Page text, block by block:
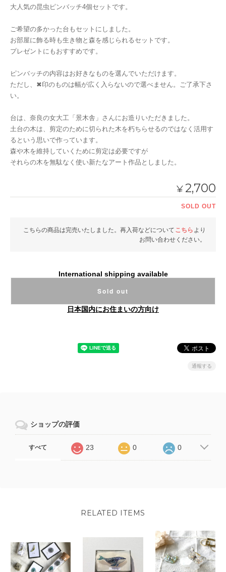
大人気の昆虫ピンバッチ4個セットです。
ご希望の多かった台もセットにしました。
お部屋に飾る時も生き物と森を感じられるセットです。
プレゼントにもおすすめです。
ピンバッチの内容はお好きなものを選んでいただけます。
ただし、✖︎印のものは幅が広く入らないので選べません。ご了承下さ
い。
台は、奈良の女大工「景木舎」さんにお造りいただきました。
土台の木は、剪定のために切られた木を朽ちらせるのではなく活用す
るという思いで作っています。
森や木を維持していくために剪定は必要ですが
それらの木を無駄なく使い新たなアート作品としました。
¥2,700
SOLD OUT
こちらの商品は完売いたしました。再入荷などについて こちら より
お問い合わせください。
International shipping available
Sold out
日本国内にお住まいの方向け
通報する
ショップの評価
すべて 23 0 0
RELATED ITEMS